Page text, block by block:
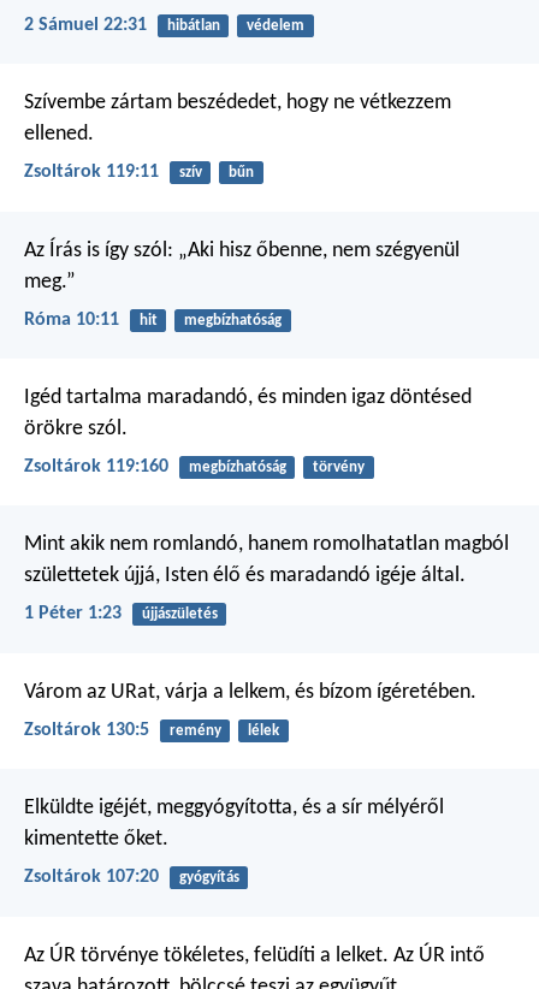
2 Sámuel 22:31 hibátlan védelem
Szívembe zártam beszédedet, hogy ne vétkezzem
ellened.
Zsoltárok 119:11 szív bűn
Az Írás is így szól: „Aki hisz őbenne, nem szégyenül
meg.”
Róma 10:11 hit megbízhatóság
Igéd tartalma maradandó, és minden igaz döntésed
örökre szól.
Zsoltárok 119:160 megbízhatóság törvény
Mint akik nem romlandó, hanem romolhatatlan magból
születtetek újjá, Isten élő és maradandó igéje által.
1 Péter 1:23 újjászületés
Várom az URat, várja a lelkem, és bízom ígéretében.
Zsoltárok 130:5 remény lélek
Elküldte igéjét, meggyógyította, és a sír mélyéről
kimentette őket.
Zsoltárok 107:20 gyógyítás
Az ÚR törvénye tökéletes, felüdíti a lelket. Az ÚR intő